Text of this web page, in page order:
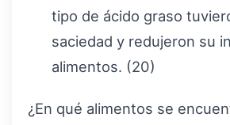
tipo de ácido graso
saciedad y redujeron su
alimentos. (20)
¿En qué alimentos se